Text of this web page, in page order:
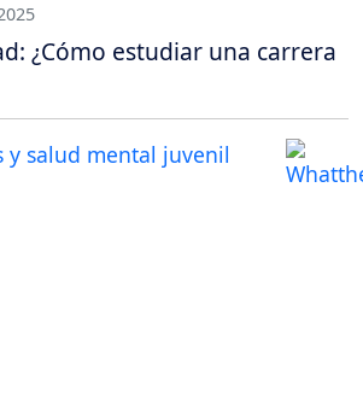
¿Cómo estudiar una carrera